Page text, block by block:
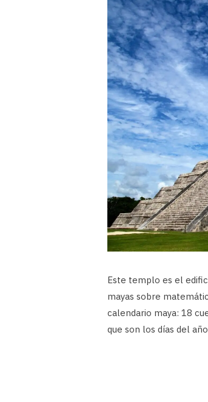
Este templo es el
mayas sobre
calendario maya: 18
que son los días del